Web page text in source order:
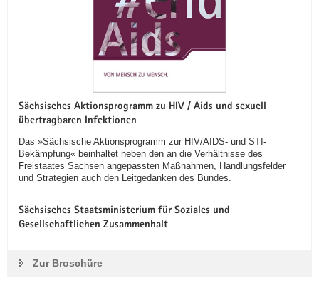
Sächsisches Aktionsprogramm zu HIV / Aids und sexuell
übertragbaren Infektionen
Das »Sächsische Aktionsprogramm zur HIV/AIDS- und STI-
Bekämpfung« beinhaltet neben den an die Verhältnisse des
Freistaates Sachsen angepassten Maßnahmen, Handlungsfelder
und Strategien auch den Leitgedanken des Bundes.
Sächsisches Staatsministerium für Soziales und
Gesellschaftlichen Zusammenhalt
Zur Broschüre